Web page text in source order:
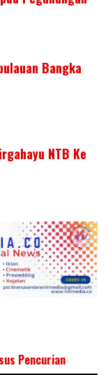
Bangka
NTB Ke
Pencurian